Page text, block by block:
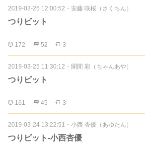
2019-03-25 12:00:52 ・ 安藤 咲桜（さくちん）
つりビット
172 52 3
2019-03-25 11:30:12 ・ 聞間 彩（ちゃんあや）
つりビット
161 45 3
2019-03-24 13:22:51 ・ 小西 杏優（あゆたん）
つりビット-小西杏優